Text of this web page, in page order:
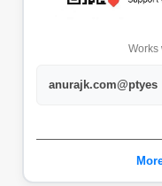
anurajk.com@ptyes